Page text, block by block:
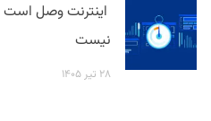
اینترنت وصل است
نیست
۲۸ تیر ۱۴۰۵